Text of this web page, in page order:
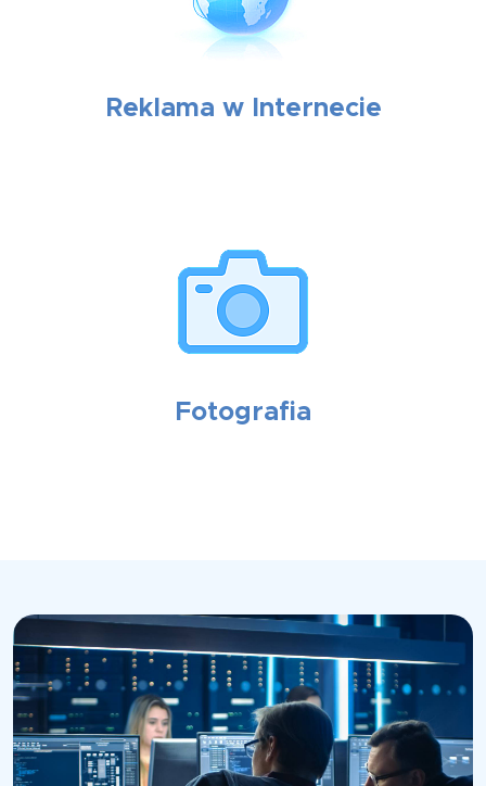
Reklama w Internecie
Fotografia